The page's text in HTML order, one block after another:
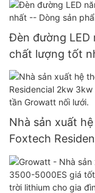
Đèn đường LED
chất lượng tốt
xuất tại nhà
Nhà sản xuất
Foxtech
cho nhà ở, tích